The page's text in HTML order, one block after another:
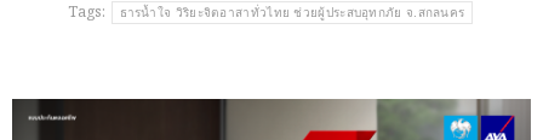
Tags:
ธารน้ำใจ วิริยะจิตอาสาทั่วไทย ช่วยผู้ประสบอุทกภัย จ.สกลนคร